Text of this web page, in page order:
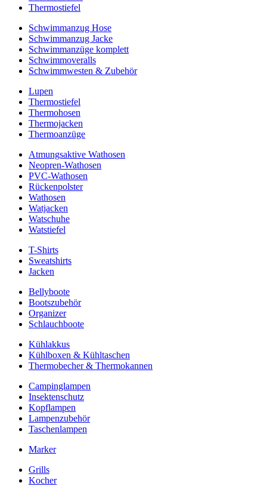
Thermostiefel
Schwimmanzug Hose
Schwimmanzug Jacke
Schwimmanzüge komplett
Schwimmoveralls
Schwimmwesten & Zubehör
Lupen
Thermostiefel
Thermohosen
Thermojacken
Thermoanzüge
Atmungsaktive Wathosen
Neopren-Wathosen
PVC-Wathosen
Rückenpolster
Wathosen
Watjacken
Watschuhe
Watstiefel
T-Shirts
Sweatshirts
Jacken
Bellyboote
Bootszubehör
Organizer
Schlauchboote
Kühlakkus
Kühlboxen & Kühltaschen
Thermobecher & Thermokannen
Campinglampen
Insektenschutz
Kopflampen
Lampenzubehör
Taschenlampen
Marker
Grills
Kocher